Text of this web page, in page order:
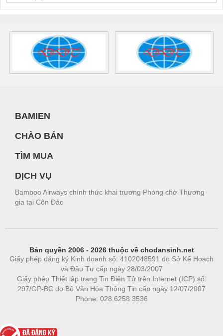
BAMIEN
CHÀO BÁN
TÌM MUA
DỊCH VỤ
Bamboo Airways chính thức khai trương Phòng chờ Thương
gia tại Côn Đảo
Bản quyền 2006 - 2026 thuộc về chodansinh.net
Giấy phép đăng ký Kinh doanh số: 4102048591 do Sở Kế Hoạch
và Đầu Tư cấp ngày 28/03/2007
Giấy phép Thiết lập trang Tin Điện Tử trên Internet (ICP) số:
297/GP-BC do Bộ Văn Hóa Thông Tin cấp ngày 12/07/2007
Phone: 028.6258.3536